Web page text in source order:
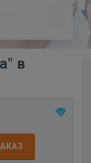
в